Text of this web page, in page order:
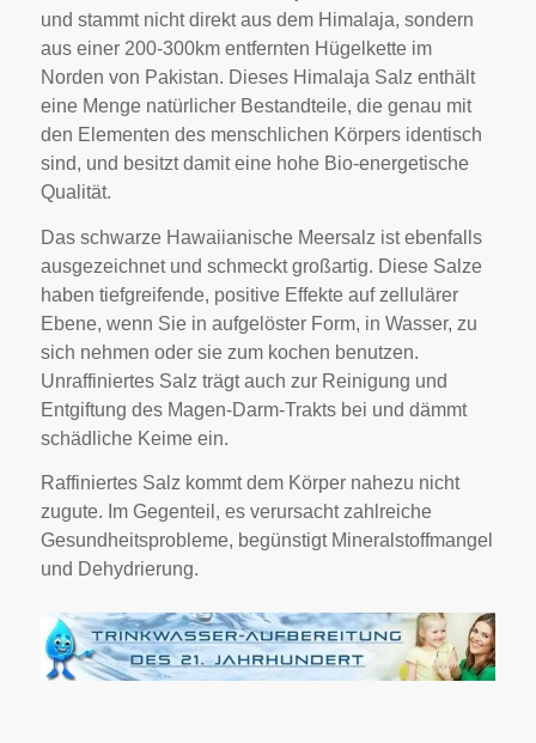
und stammt nicht direkt aus dem Himalaja, sondern
aus einer 200-300km entfernten Hügelkette im
Norden von Pakistan. Dieses Himalaja Salz enthält
eine Menge natürlicher Bestandteile, die genau mit
den Elementen des menschlichen Körpers identisch
sind, und besitzt damit eine hohe Bio-energetische
Qualität.
Das schwarze Hawaiianische Meersalz ist ebenfalls
ausgezeichnet und schmeckt großartig. Diese Salze
haben tiefgreifende, positive Effekte auf zellulärer
Ebene, wenn Sie in aufgelöster Form, in Wasser, zu
sich nehmen oder sie zum kochen benutzen.
Unraffiniertes Salz trägt auch zur Reinigung und
Entgiftung des Magen-Darm-Trakts bei und dämmt
schädliche Keime ein.
Raffiniertes Salz kommt dem Körper nahezu nicht
zugute. Im Gegenteil, es verursacht zahlreiche
Gesundheitsprobleme, begünstigt Mineralstoffmangel
und Dehydrierung.